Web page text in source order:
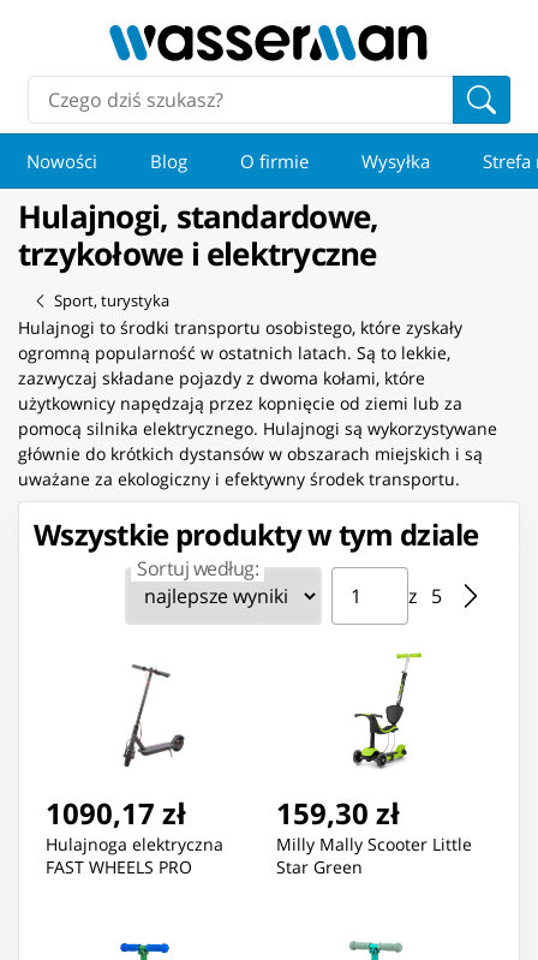
Nowości Blog O firmie Wysyłka Strefa
Hulajnogi, standardowe,
trzykołowe i elektryczne
Sport, turystyka
Hulajnogi to środki transportu osobistego, które zyskały
ogromną popularność w ostatnich latach. Są to lekkie,
zazwyczaj składane pojazdy z dwoma kołami, które
użytkownicy napędzają przez kopnięcie od ziemi lub za
pomocą silnika elektrycznego. Hulajnogi są wykorzystywane
głównie do krótkich dystansów w obszarach miejskich i są
uważane za ekologiczny i efektywny środek transportu.
Wszystkie produkty w tym dziale
Sortuj według: Strona ⁨1⁩ z ⁨5⁩
z ⁨5⁩
Przejdź do strony
1090,17 zł
Hulajnoga elektryczna
FAST WHEELS PRO
159,30 zł
Milly Mally Scooter Little
Star Green